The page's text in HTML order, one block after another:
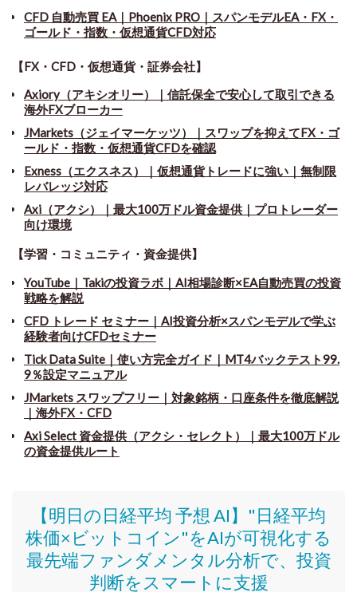
CFD 自動売買 EA｜Phoenix PRO｜スパンモデルEA・FX・
ゴールド・指数・仮想通貨CFD対応
【FX・CFD・仮想通貨・証券会社】
Axiory（アキシオリー）｜信託保全で安心して取引できる
海外FXブローカー
JMarkets（ジェイマーケッツ）｜スワップを抑えてFX・ゴ
ールド・指数・仮想通貨CFDを確認
Exness（エクスネス）｜仮想通貨トレードに強い｜無制限
レバレッジ対応
Axi（アクシ）｜最大100万ドル資金提供｜プロトレーダー
向け環境
【学習・コミュニティ・資金提供】
YouTube｜Takiの投資ラボ｜AI相場診断×EA自動売買の投資
戦略を解説
CFD トレード セミナー ｜ AI投資分析×スパンモデルで学ぶ
経験者向けCFDセミナー
Tick Data Suite ｜ 使い方完全ガイド｜MT4バックテスト99.
9％設定マニュアル
JMarkets スワップフリー ｜ 対象銘柄・口座条件を徹底解説
｜海外FX・CFD
Axi Select 資金提供（アクシ・セレクト）｜最大100万ドル
の資金提供ルート
【明日の日経平均 予想 AI】"日経平均
株価×ビットコイン"をAIが可視化する
最先端ファンダメンタル分析で、投資
判断をスマートに支援